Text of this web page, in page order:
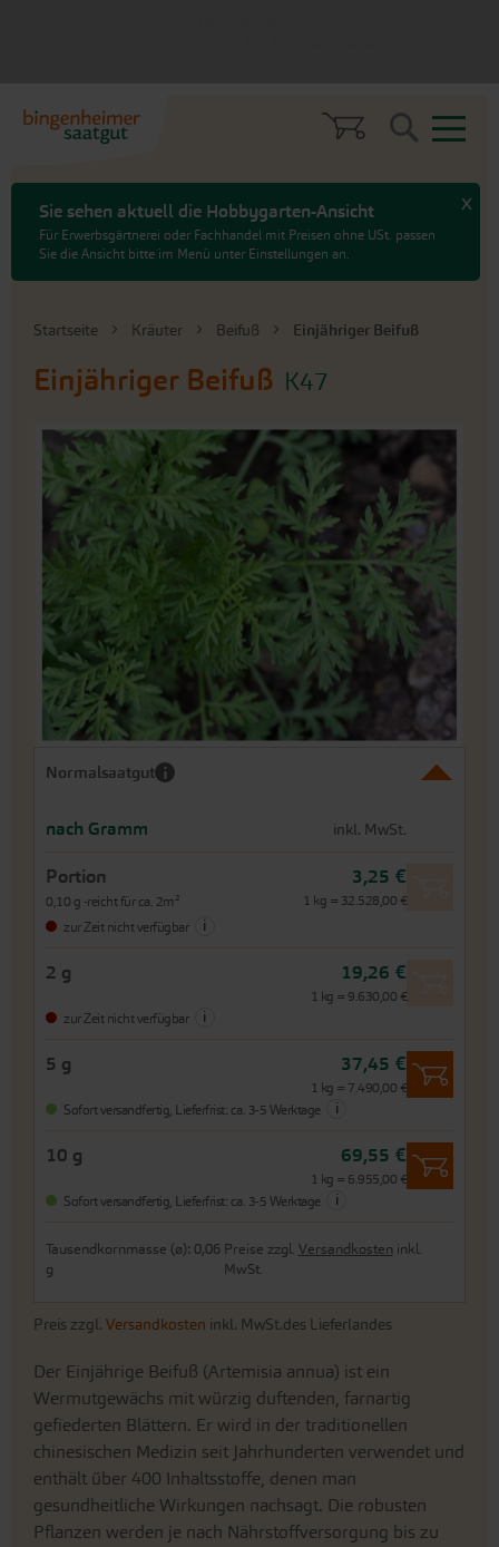
Sie sehen aktuell die Hobbygarten-Ansicht
Für Erwerbsgärtnerei oder Fachhandel mit Preisen ohne USt. passen
Sie die Ansicht bitte im Menü unter Einstellungen an.
x
Search
Startseite Kräuter Beifuß Einjähriger Beifuß
Einjähriger Beifuß K47
Normalsaatgut
nach Gramm inkl. MwSt.
Portion
0,10 g -reicht für ca. 2m²
zur Zeit nicht verfügbar
i
3,25 €
1 kg = 32.528,00 €
2 g
zur Zeit nicht verfügbar i
19,26 €
1 kg = 9.630,00 €
5 g
Sofort versandfertig, Lieferfrist: ca. 3-5 Werktage i
37,45 €
1 kg = 7.490,00 €
10 g
Sofort versandfertig, Lieferfrist: ca. 3-5 Werktage i
69,55 €
1 kg = 6.955,00 €
Tausendkornmasse (ø): 0,06
g
Preise zzgl. Versandkosten inkl.
MwSt.
Preis zzgl. Versandkosten inkl. MwSt.des Lieferlandes
An
das
Ende
der
Bildergalerie
springen
den
der
springen
Der Einjährige Beifuß (Artemisia annua) ist ein
Wermutgewächs mit würzig duftenden, farnartig
gefiederten Blättern. Er wird in der traditionellen
chinesischen Medizin seit Jahrhunderten verwendet und
enthält über 400 Inhaltsstoffe, denen man
gesundheitliche Wirkungen nachsagt. Die robusten
Pflanzen werden je nach Nährstoffversorgung bis zu